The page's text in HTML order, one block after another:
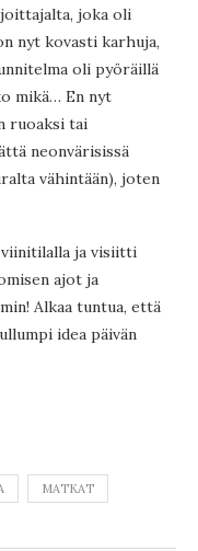
joka oli
nyt kovasti karhuja,
oli pyöräillä
mikä… En nyt
ruoaksi tai
neonvärisissä
vähintään), joten
viinitilalla ja visiitti
ajot ja
Alkaa tuntua, että
idea päivän
MATKAT